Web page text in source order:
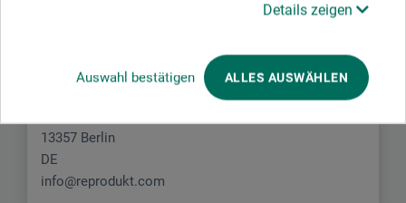
Details zeigen
Auswahl bestätigen ALLES AUSWÄHLEN
Hier finden Sie die Kontaktdaten des Herstellers zu
13357 Berlin
DE
info@reprodukt.com